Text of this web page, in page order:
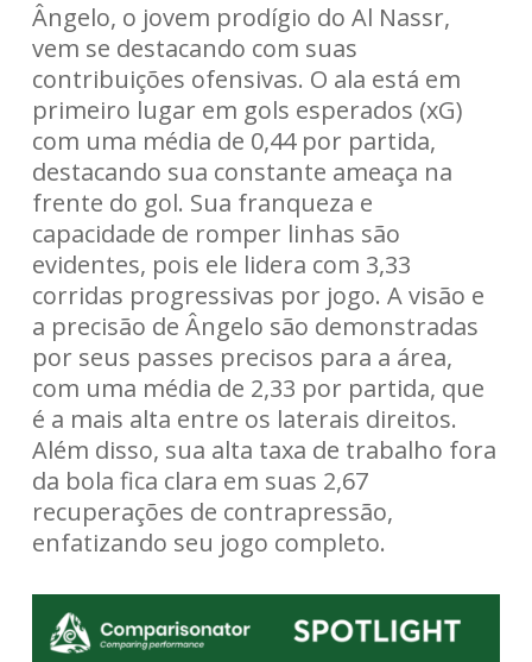
Ângelo, o jovem prodígio do Al Nassr,
vem se destacando com suas
contribuições ofensivas. O ala está em
primeiro lugar em gols esperados (xG)
com uma média de 0,44 por partida,
destacando sua constante ameaça na
frente do gol. Sua franqueza e
capacidade de romper linhas são
evidentes, pois ele lidera com 3,33
corridas progressivas por jogo. A visão e
a precisão de Ângelo são demonstradas
por seus passes precisos para a área,
com uma média de 2,33 por partida, que
é a mais alta entre os laterais direitos.
Além disso, sua alta taxa de trabalho fora
da bola fica clara em suas 2,67
recuperações de contrapressão,
enfatizando seu jogo completo.